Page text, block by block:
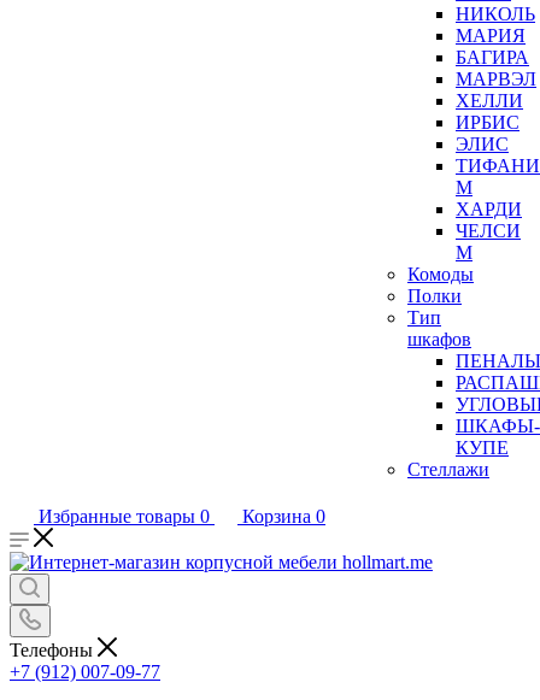
НИКОЛЬ
МАРИЯ
БАГИРА
МАРВЭЛ
ХЕЛЛИ
ИРБИС
ЭЛИС
ТИФАНИ
М
ХАРДИ
ЧЕЛСИ
М
Комоды
Полки
Тип
шкафов
ПЕНАЛЫ
ШКАФЫ-
КУПЕ
Стеллажи
Избранные товары 0 Корзина 0
Телефоны
+7 (912) 007-09-77